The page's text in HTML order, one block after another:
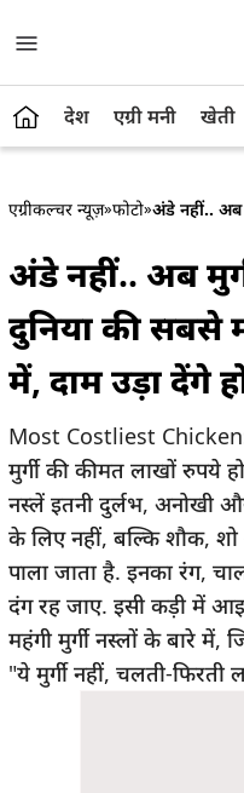
देश एग्री मनी खेती
एग्रीकल्चर न्यूज़»फोटो»अंडे नहीं.. अब
अंडे नहीं.. अब
दुनिया की सबसे
में, दाम उड़ा देंगे
Most Costliest
मुर्गी की कीमत लाखों रुपये
नस्लें इतनी दुर्लभ, अनोखी
के लिए नहीं, बल्कि शौक,
पाला जाता है. इनका रंग,
दंग रह जाए. इसी कड़ी में
महंगी मुर्गी नस्लों के बारे
"ये मुर्गी नहीं, चलती-फिरती